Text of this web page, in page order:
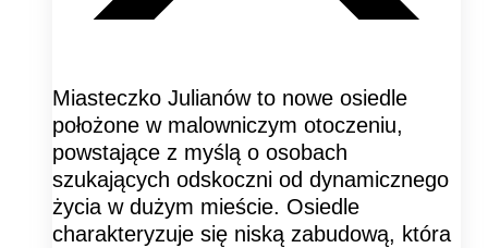
Miasteczko Julianów to nowe osiedle
położone w malowniczym otoczeniu,
powstające z myślą o osobach
szukających odskoczni od dynamicznego
życia w dużym mieście. Osiedle
charakteryzuje się niską zabudową, która